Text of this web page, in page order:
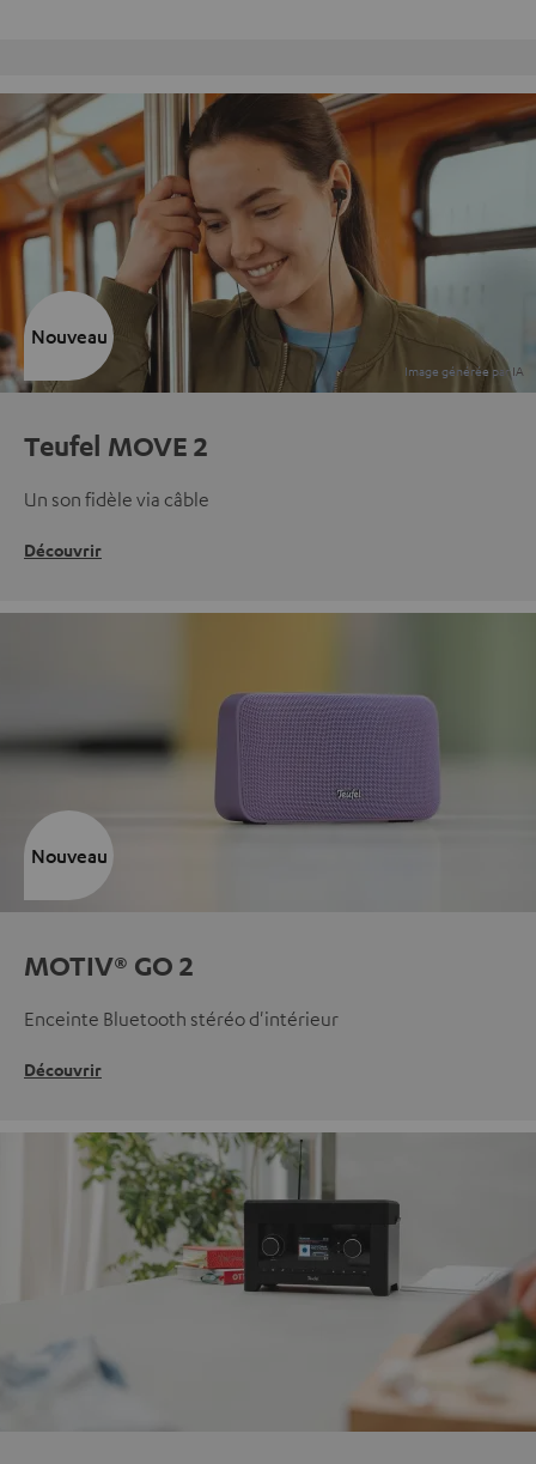
Teufel MOVE 2
Un son fidèle via câble
Découvrir
Nouveau
MOTIV® GO 2
Enceinte Bluetooth stéréo d'intérieur
Découvrir
Nouveau